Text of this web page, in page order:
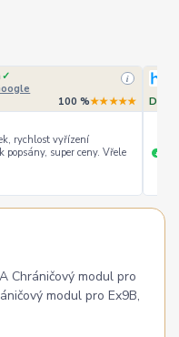
✓
i
100 %★★★★★
rychlost vyřízení
super ceny. Vřele
+
Chráničový modul pro
modul pro Ex9B,